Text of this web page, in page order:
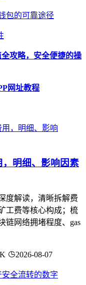
包的可靠途径
攻略，安全便捷的操
网址教程
明细、影响因素
度解读，清晰拆解费
工费等核心构成；梳
链网络拥堵程度、gas
2026-08-07